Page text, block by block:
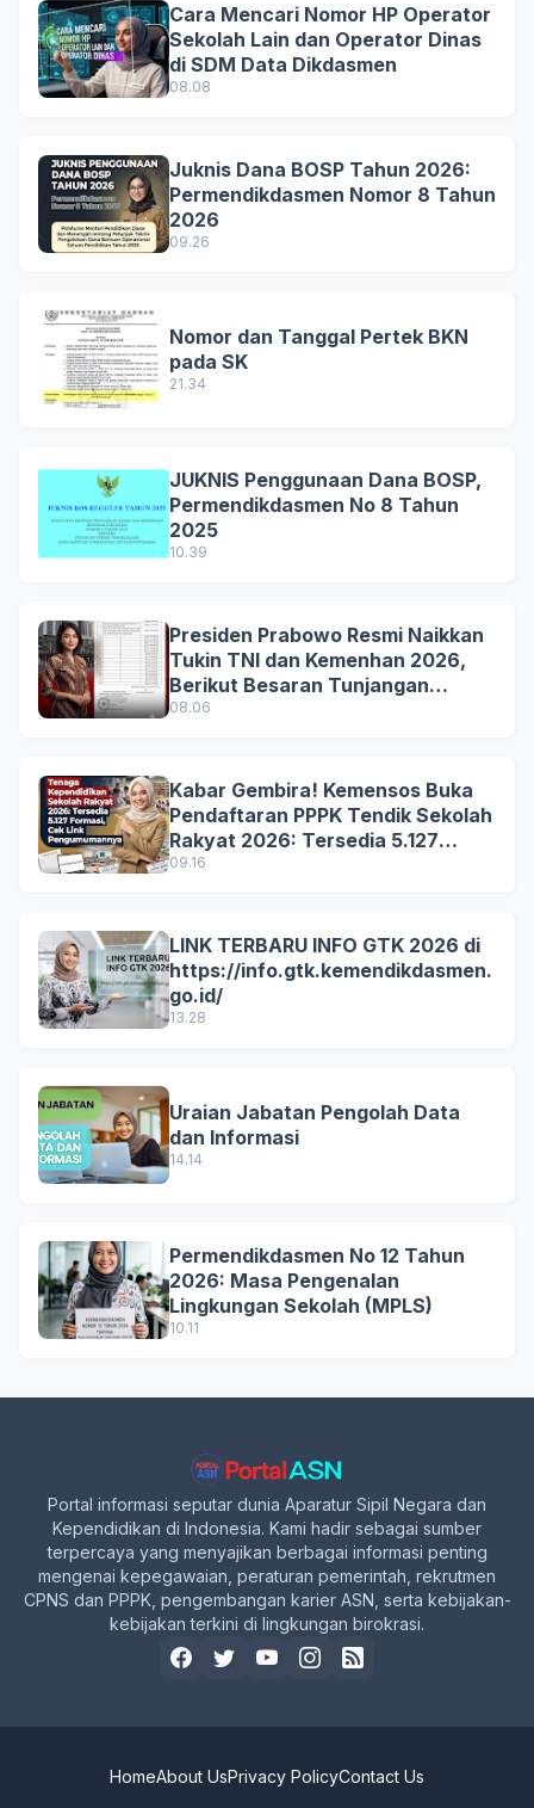
Cara Mencari Nomor HP Operator
Sekolah Lain dan Operator Dinas
di SDM Data Dikdasmen
08.08
Juknis Dana BOSP Tahun 2026:
Permendikdasmen Nomor 8 Tahun
2026
09.26
Nomor dan Tanggal Pertek BKN
pada SK
21.34
JUKNIS Penggunaan Dana BOSP,
Permendikdasmen No 8 Tahun
2025
10.39
Presiden Prabowo Resmi Naikkan
Tukin TNI dan Kemenhan 2026,
Berikut Besaran Tunjangan
Terbaru
08.06
Kabar Gembira! Kemensos Buka
Pendaftaran PPPK Tendik Sekolah
Rakyat 2026: Tersedia 5.127
Formasi, Simak Syarat dan
09.16
LINK TERBARU INFO GTK 2026 di
https://info.gtk.kemendikdasmen.
go.id/
13.28
Uraian Jabatan Pengolah Data
dan Informasi
14.14
Permendikdasmen No 12 Tahun
2026: Masa Pengenalan
Lingkungan Sekolah (MPLS)
10.11
Portal informasi seputar dunia Aparatur Sipil Negara dan
Kependidikan di Indonesia. Kami hadir sebagai sumber
terpercaya yang menyajikan berbagai informasi penting
mengenai kepegawaian, peraturan pemerintah, rekrutmen
CPNS dan PPPK, pengembangan karier ASN, serta kebijakan-
kebijakan terkini di lingkungan birokrasi.
HomeAbout UsPrivacy PolicyContact Us